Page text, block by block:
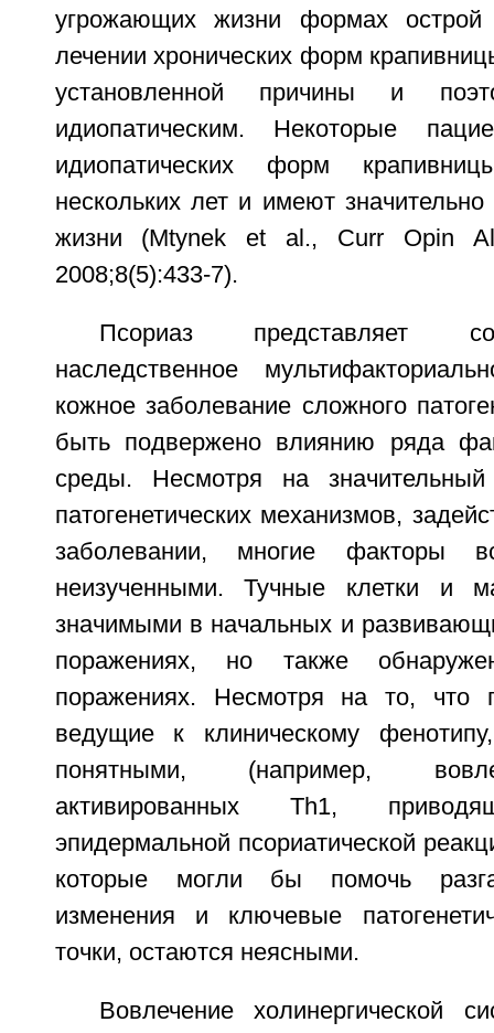
угрожающих жизни формах
лечении хронических форм
установленной причины и
идиопатическим. Некоторые
идиопатических форм
нескольких лет и имеют
жизни (Mtynek et al., Curr Opin
2008;8(5):433-7).
Псориаз представляет
наследственное
кожное заболевание сложного
быть подвержено влиянию ряда
среды. Несмотря на
патогенетических механизмов,
заболевании, многие факторы
неизученными. Тучные клетки и
значимыми в начальных и
поражениях, но также
поражениях. Несмотря на то, что
ведущие к клиническому
понятными, (например,
активированных Th1,
эпидермальной псориатической
которые могли бы помочь
изменения и ключевые
точки, остаются неясными.
Вовлечение холинергической